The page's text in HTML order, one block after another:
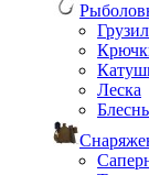
Леска